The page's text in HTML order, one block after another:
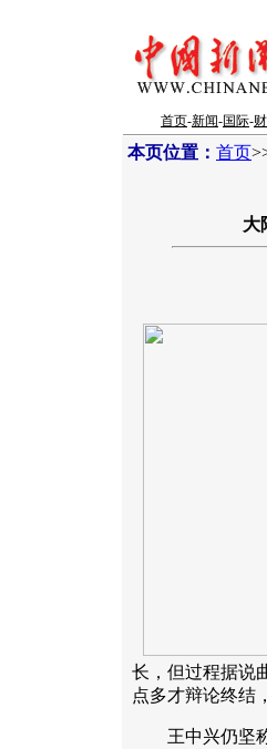
首页-新闻-国际-
本页位置： 首页
大
长，但过程据说
点多才辩论终结
王中兴仍坚称